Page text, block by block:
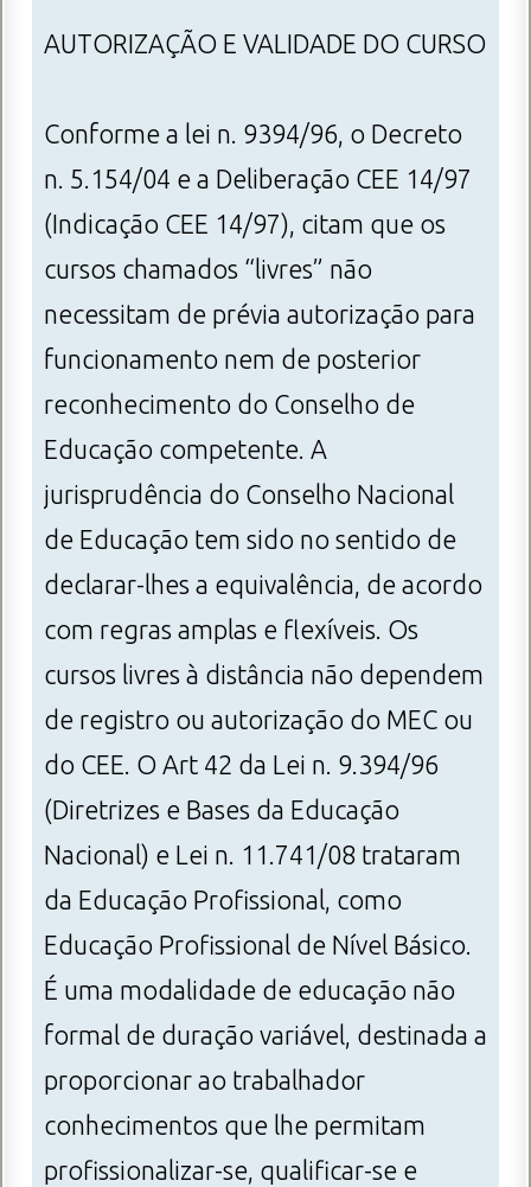
AUTORIZAÇÃO E VALIDADE DO CURSO
Conforme a lei n. 9394/96, o Decreto
n. 5.154/04 e a Deliberação CEE 14/97
(Indicação CEE 14/97), citam que os
cursos chamados “livres” não
necessitam de prévia autorização para
funcionamento nem de posterior
reconhecimento do Conselho de
Educação competente. A
jurisprudência do Conselho Nacional
de Educação tem sido no sentido de
declarar-lhes a equivalência, de acordo
com regras amplas e flexíveis. Os
cursos livres à distância não dependem
de registro ou autorização do MEC ou
do CEE. O Art 42 da Lei n. 9.394/96
(Diretrizes e Bases da Educação
Nacional) e Lei n. 11.741/08 trataram
da Educação Profissional, como
Educação Profissional de Nível Básico.
É uma modalidade de educação não
formal de duração variável, destinada a
proporcionar ao trabalhador
conhecimentos que lhe permitam
profissionalizar-se, qualificar-se e